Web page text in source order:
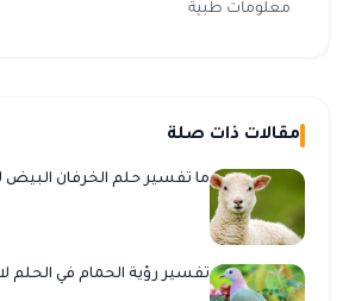
معلومات طبية
مقالات ذات صلة
ما تفسير حلم الخرفان البيض
تفسير رؤية الحمام في الحلم